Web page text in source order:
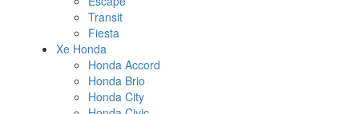
Transit
Fiesta
Xe Honda
Honda Accord
Honda Brio
Honda City